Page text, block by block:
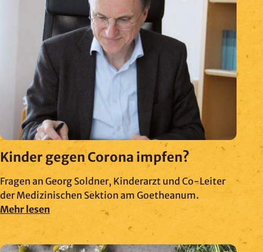
Kinder gegen Corona impfen?
Fragen an Georg Soldner, Kinderarzt und Co-Leiter
der Medizinischen Sektion am Goetheanum.
Mehr lesen